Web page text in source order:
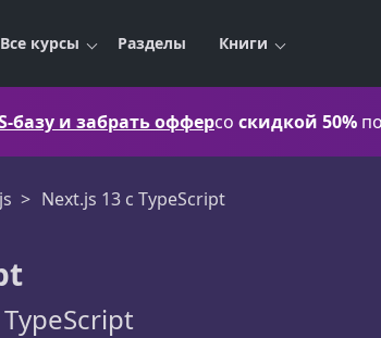
Все курсы Разделы Книги
базу и забрать офферсо скидкой 50%
Next.js 13 с TypeScript